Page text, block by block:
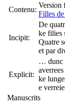
Contenu:
Version
Filles
Incipit:
De
ke filies
Quatre
et par
Explicit:
… dunc
ke
e
Manuscrits